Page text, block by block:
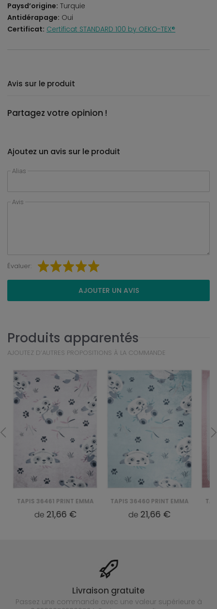
Paysd’origine: Turquie
Antidérapage: Oui
Certificat: Certificat STANDARD 100 by OEKO-TEX®
Avis sur le produit
Partagez votre opinion !
Ajoutez un avis sur le produit
Alias
Avis
Évaluer:
AJOUTER UN AVIS
Produits apparentés
AJOUTEZ D’AUTRES PROPOSITIONS À LA COMMANDE
TAPIS 36461 PRINT EMMA
de21,66 €
TAPIS 36460 PRINT EMMA
de21,66 €
Livraison gratuite
Passez une commande avec une valeur supérieure à